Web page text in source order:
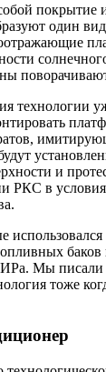
один
технологии
и
РКС в
баков
Мы писали
тоже